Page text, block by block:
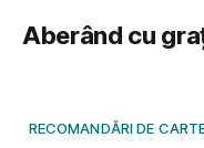
Aberând cu
RECOMANDĂRI DE